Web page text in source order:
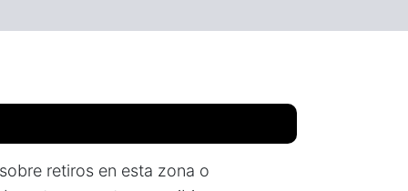
retiros en esta zona o